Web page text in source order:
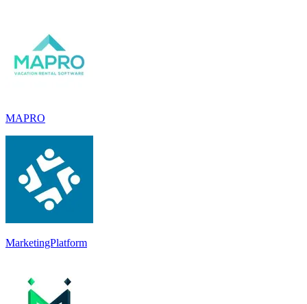
MAPRO
MarketingPlatform